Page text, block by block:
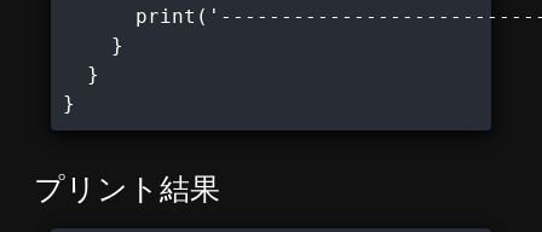
    }
  }
}
プリント結果